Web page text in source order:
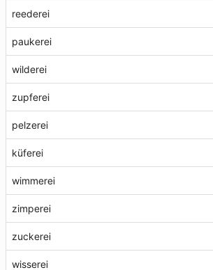
reederei
paukerei
wilderei
zupferei
pelzerei
küferei
wimmerei
zimperei
zuckerei
wisserei